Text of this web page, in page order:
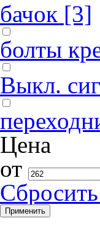
бачок [3]
болты
Выкл.
Цена
от